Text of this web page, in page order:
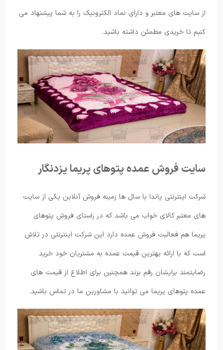
از سایت های معتبر و دارای نماد الکترونیک را به شما پیشنهاد می
کنیم تا خریدی مطمئن داشته باشید.
سایت فروش عمده پتوهای پریما یزدنگار
شرکت اینترنتی پاندا با سال ها زمینه فروش آنلاین یکی از سایت
های معتبر کالای خواب می باشد که در راستای فروش پتوهای
پریما هم فعالیت فروش عمده دارد این شرکت اینترنتی در تلاش
است که با ارائه بهترین قیمت عمده به مشتریان خود خرید
رضایتمند برایشان رقم بزند همچنین برای اطلاع از قیمت های
عمده پتوهای پریما می توانید با مشاورین ما در تماس باشید.